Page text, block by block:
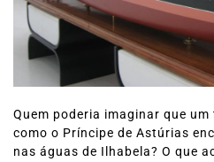
Quem poderia imaginar que
como o Príncipe de Astúrias
nas águas de Ilhabela? O que